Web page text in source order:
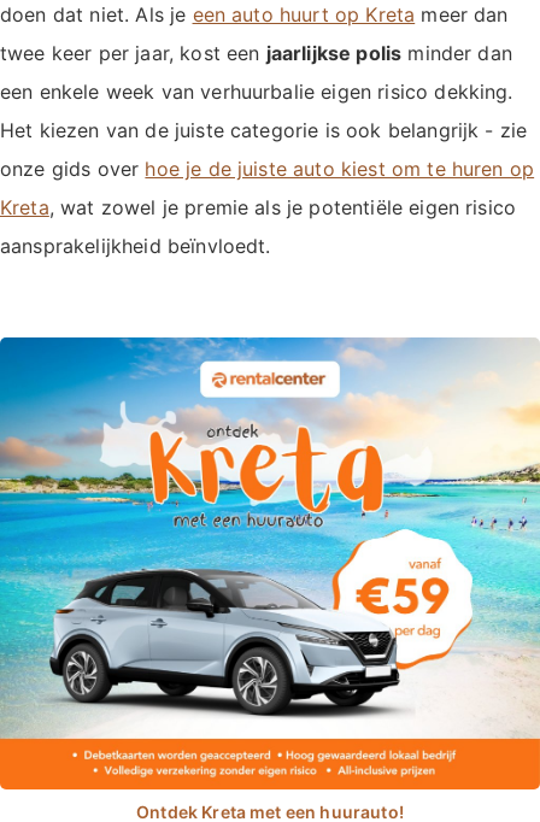
doen dat niet. Als je een auto huurt op Kreta meer dan
twee keer per jaar, kost een jaarlijkse polis minder dan
een enkele week van verhuurbalie eigen risico dekking.
Het kiezen van de juiste categorie is ook belangrijk - zie
onze gids over hoe je de juiste auto kiest om te huren op
Kreta, wat zowel je premie als je potentiële eigen risico
aansprakelijkheid beïnvloedt.